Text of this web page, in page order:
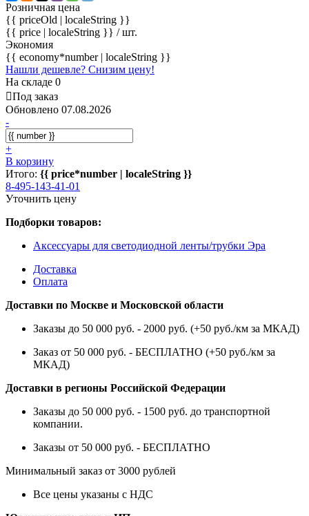
Розничная цена
{{ priceOld | localeString }}
{{ price | localeString }} / шт.
Экономия
{{ economy*number | localeString }}
Нашли дешевле? Снизим цену!
На складе 0
Под заказ
Обновлено 07.08.2026
-
+
В корзину
Итого: {{ price*number | localeString }}
8-495-143-41-01
Уточнить цену
Подборки товаров:
Аксессуары для светодиодной ленты/трубки Эра
Доставка
Оплата
Доставки по Москве и Московской области
Заказы до 50 000 руб. - 2000 руб. (+50 руб./км за МКАД)
Заказ от 50 000 руб. - БЕСПЛАТНО (+50 руб./км за
МКАД)
Доставки в регионы Российской Федерации
Заказы до 50 000 руб. - 1500 руб. до транспортной
компании.
Заказы от 50 000 руб. - БЕСПЛАТНО
Минимальный заказ от 3000 рублей
Все цены указаны с НДС